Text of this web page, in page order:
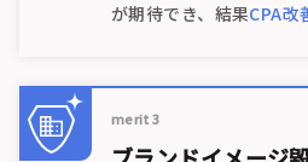
が期待でき、結果CPA改
merit 3